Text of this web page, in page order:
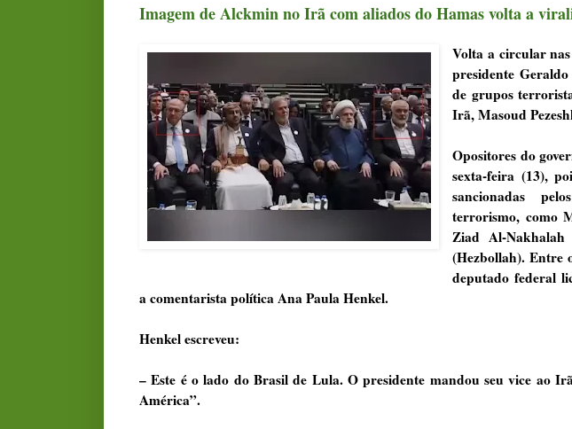
Imagem de Alckmin no Irã com aliados do Hamas volta a
Volta a circular
presidente
de grupos
Irã, Masoud
Opositores do
sexta-feira (13),
sancionadas
terrorismo, como
Ziad Al-
(Hezbollah). Entre
deputado federal
a comentarista política Ana Paula Henkel.
Henkel escreveu:
– Este é o lado do Brasil de Lula. O presidente mandou seu vice ao
América”.